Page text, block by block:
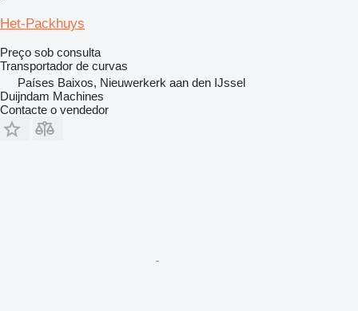
Het-Packhuys
Preço sob consulta
Transportador de curvas
Países Baixos, Nieuwerkerk aan den IJssel
Duijndam Machines
Contacte o vendedor